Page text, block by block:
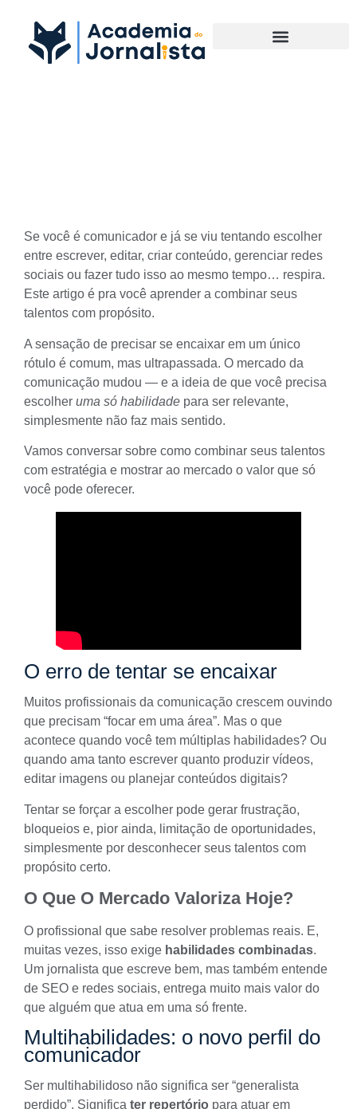
Se você é comunicador e já se viu tentando escolher
entre escrever, editar, criar conteúdo, gerenciar redes
sociais ou fazer tudo isso ao mesmo tempo… respira.
Este artigo é pra você aprender a combinar seus
talentos com propósito.
A sensação de precisar se encaixar em um único
rótulo é comum, mas ultrapassada. O mercado da
comunicação mudou — e a ideia de que você precisa
escolher uma só habilidade para ser relevante,
simplesmente não faz mais sentido.
Vamos conversar sobre como combinar seus talentos
com estratégia e mostrar ao mercado o valor que só
você pode oferecer.
O erro de tentar se encaixar
Muitos profissionais da comunicação crescem ouvindo
que precisam “focar em uma área”. Mas o que
acontece quando você tem múltiplas habilidades? Ou
quando ama tanto escrever quanto produzir vídeos,
editar imagens ou planejar conteúdos digitais?
Tentar se forçar a escolher pode gerar frustração,
bloqueios e, pior ainda, limitação de oportunidades,
simplesmente por desconhecer seus talentos com
propósito certo.
O Que O Mercado Valoriza Hoje?
O profissional que sabe resolver problemas reais. E,
muitas vezes, isso exige habilidades combinadas.
Um jornalista que escreve bem, mas também entende
de SEO e redes sociais, entrega muito mais valor do
que alguém que atua em uma só frente.
Multihabilidades: o novo perfil do
comunicador
Ser multihabilidoso não significa ser “generalista
perdido”. Significa ter repertório para atuar em